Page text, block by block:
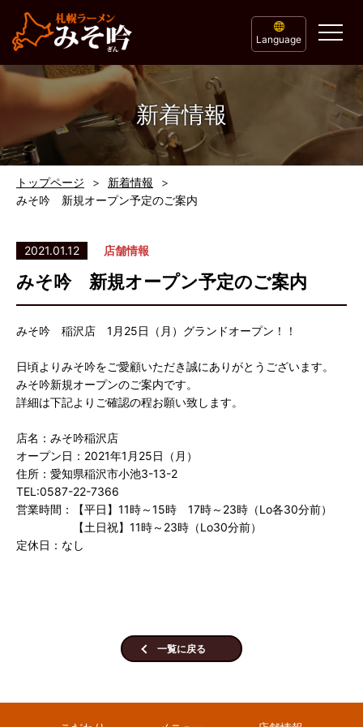
Language
新着情報
トップページ
新着情報
みそ吟 新規オープン予定のご案内
2021.01.12 店舗情報
みそ吟 新規オープン予定のご案内
みそ吟 稲沢店 1月25日（月）グランドオープン！！
日頃よりみそ吟をご愛顧いただき誠にありがとうございます。
みそ吟新規オープンのご案内です。
詳細は下記よりご確認の程お願い致します。
店名：みそ吟稲沢店
オープン日：2021年1月25日（月）
住所：愛知県稲沢市小池3-13-2
TEL:0587-22-7366
営業時間：【平日】11時～15時 17時～23時（Lo各30分前）
【土日祝】11時～23時（Lo30分前）
定休日：なし
一覧に戻る